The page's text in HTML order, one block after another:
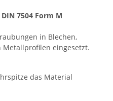
7504 Form M
in Blechen,
eingesetzt.
das Material